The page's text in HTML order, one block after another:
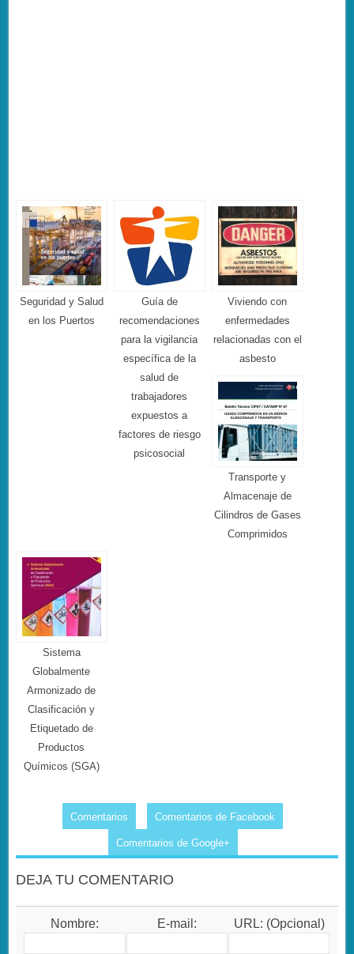
Seguridad y Salud
en los Puertos
Guía de
recomendaciones
para la vigilancia
específica de la
salud de
trabajadores
expuestos a
factores de riesgo
psicosocial
Viviendo con
enfermedades
relacionadas con el
asbesto
Transporte y
Almacenaje de
Cilindros de Gases
Comprimidos
Sistema
Globalmente
Armonizado de
Clasificación y
Etiquetado de
Productos
Químicos (SGA)
Comentarios Comentarios de Facebook
Comentarios de Google+
DEJA TU COMENTARIO
Nombre: E-mail: URL: (Opcional)